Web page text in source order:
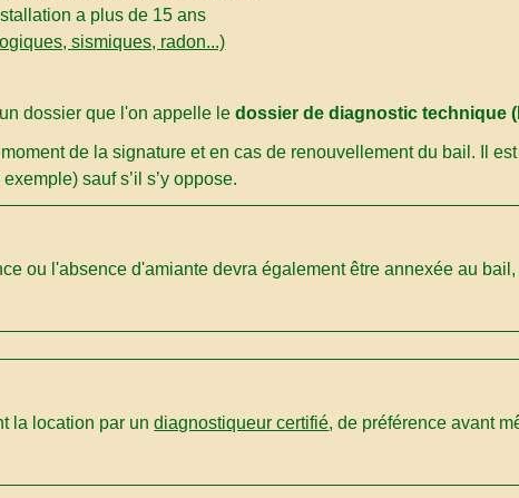
a plus de 15 ans
sismiques, radon...)
dossier que l'on appelle ledossier de diagnostic technique
de la signature et en cas de renouvellement du bail. Il
sauf s’il s’y oppose.
ou l'absence d'amiante devra également être annexée au
la location par undiagnostiqueur certifié, de préférence avant